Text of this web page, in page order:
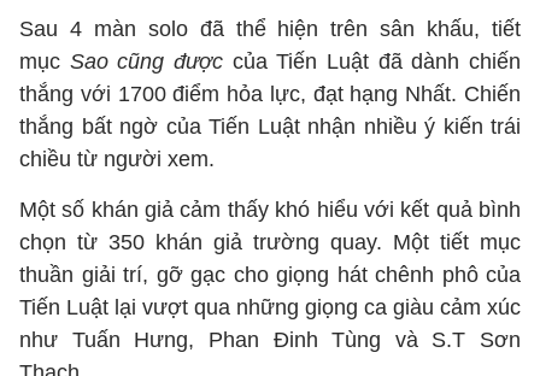
Sau 4 màn solo đã thể hiện trên sân khấu, tiết
mục Sao cũng được của Tiến Luật đã dành chiến
thắng với 1700 điểm hỏa lực, đạt hạng Nhất. Chiến
thắng bất ngờ của Tiến Luật nhận nhiều ý kiến trái
chiều từ người xem.
Một số khán giả cảm thấy khó hiểu với kết quả bình
chọn từ 350 khán giả trường quay. Một tiết mục
thuần giải trí, gỡ gạc cho giọng hát chênh phô của
Tiến Luật lại vượt qua những giọng ca giàu cảm xúc
như Tuấn Hưng, Phan Đinh Tùng và S.T Sơn